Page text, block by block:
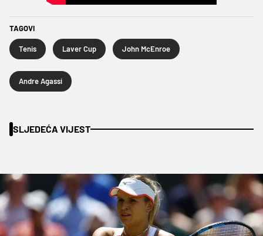
TAGOVI
Tenis Laver Cup John McEnroe
Andre Agassi
SLJEDEĆA VIJEST